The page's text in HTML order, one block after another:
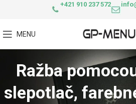
+421 910 237 572
MENU
Ražba
slepotlač,